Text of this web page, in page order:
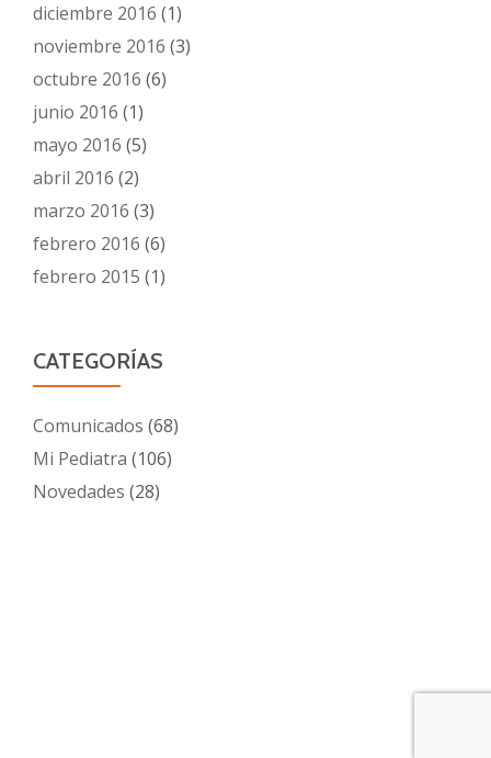
diciembre 2016 (1)
noviembre 2016 (3)
octubre 2016 (6)
junio 2016 (1)
mayo 2016 (5)
abril 2016 (2)
marzo 2016 (3)
febrero 2016 (6)
febrero 2015 (1)
CATEGORÍAS
Comunicados (68)
Mi Pediatra (106)
Novedades (28)